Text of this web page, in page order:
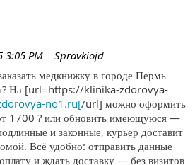
3:05 PM | Spravkiojd
медкнижку в городе Пермь
На [url=https://klinika-zdorovya-
no1.ru[/url] можно оформить
1700 ? или обновить имеющуюся —
и законные, курьер доставит
Всё удобно: отправить данные
и ждать доставку — без визитов